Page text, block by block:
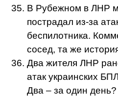
В Рубежном в ЛНР
пострадал из-за
беспилотника.
сосед, та же
Два жителя ЛНР
атак украинских
Два – за один